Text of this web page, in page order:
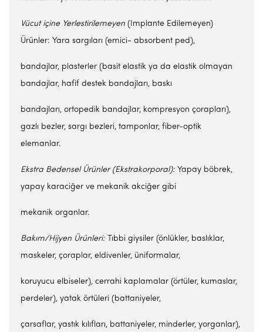
Vücut içine Yerlestirilemeyen (Implante Edilemeyen)
Ürünler: Yara sargıları (emici- absorbent ped),
bandajlar, plasterler (basit elastik ya da elastik olmayan
bandajlar, hafif destek bandajları, baskı
bandajları, ortopedik bandajlar, kompresyon çorapları),
gazlı bezler, sargı bezleri, tamponlar, fiber-optik
elemanlar.
Ekstra Bedensel Ürünler (Ekstrakorporal): Yapay böbrek,
yapay karaciğer ve mekanik akciğer gibi
mekanik organlar.
Bakım/Hijyen Ürünleri: Tıbbi giysiler (önlükler, baslıklar,
maskeler, çoraplar, eldivenler, üniformalar,
koruyucu elbiseler), cerrahi kaplamalar (örtüler, kumaslar,
perdeler), yatak örtüleri (battaniyeler,
çarsaflar, yastık kılıfları, battaniyeler, minderler, yorganlar),